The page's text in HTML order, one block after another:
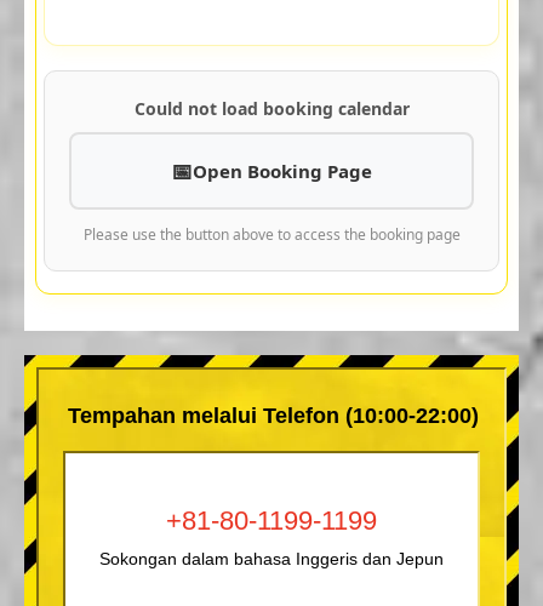
Could not load booking calendar
Open Booking Page
Please use the button above to access the booking page
Tempahan melalui Telefon (10:00-22:00)
+81-80-1199-1199
Sokongan dalam bahasa Inggeris dan Jepun